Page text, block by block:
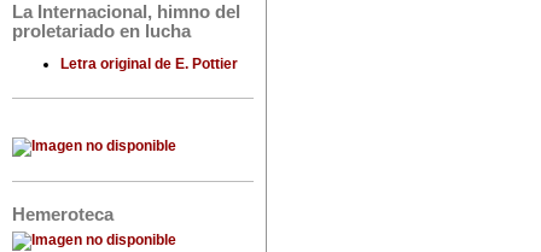
La Internacional, himno del
proletariado en lucha
Letra original de E. Pottier
Hemeroteca